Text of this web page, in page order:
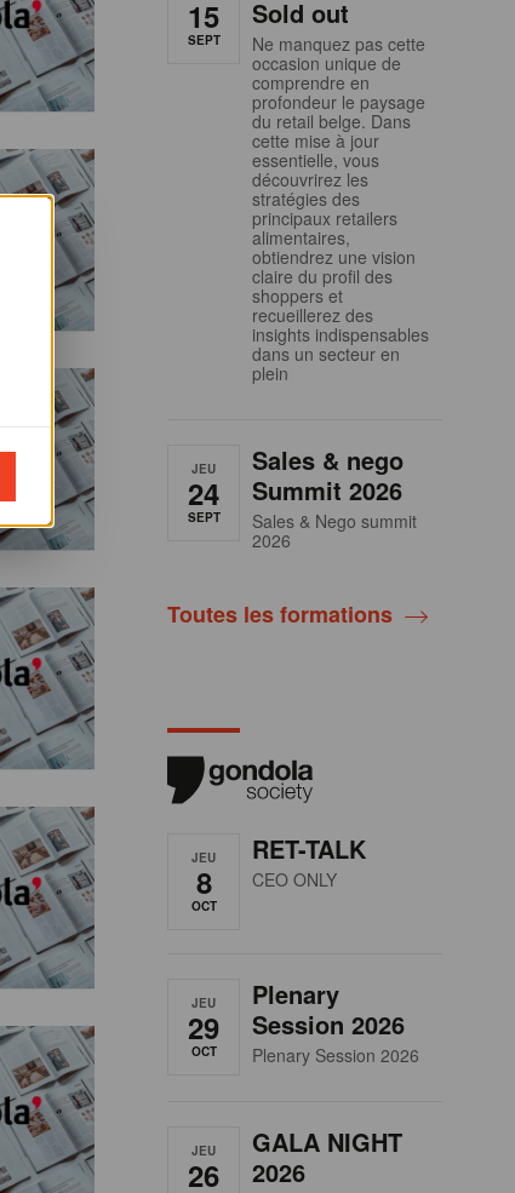
15
SEPT
Sold out
Ne manquez pas cette
occasion unique de
comprendre en
profondeur le paysage
du retail belge. Dans
cette mise à jour
essentielle, vous
découvrirez les
stratégies des
principaux retailers
alimentaires,
obtiendrez une vision
claire du profil des
shoppers et
recueillerez des
insights indispensables
dans un secteur en
plein
JEU
24
SEPT
Sales & nego
Summit 2026
Sales & Nego summit
2026
Toutes les formations
JEU
8
OCT
RET-TALK
CEO ONLY
JEU
29
OCT
Plenary
Session 2026
Plenary Session 2026
JEU
26
GALA NIGHT
2026